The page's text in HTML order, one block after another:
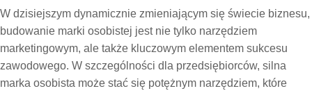
W dzisiejszym dynamicznie zmieniającym się świecie biznesu,
budowanie marki osobistej jest nie tylko narzędziem
marketingowym, ale także kluczowym elementem sukcesu
zawodowego. W szczególności dla przedsiębiorców, silna
marka osobista może stać się potężnym narzędziem, które